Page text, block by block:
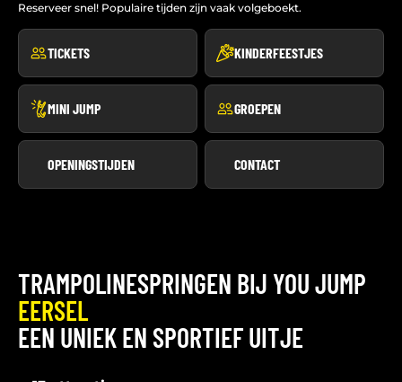
Reserveer snel! Populaire tijden zijn vaak volgeboekt.
TICKETS KINDERFEESTJES
MINI JUMP GROEPEN
OPENINGSTIJDEN CONTACT
TRAMPOLINESPRINGEN BIJ YOU JUMP
EERSEL
EEN UNIEK EN SPORTIEF UITJE